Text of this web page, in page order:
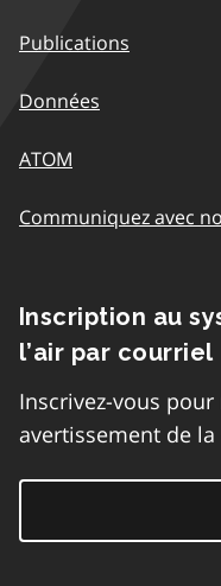
Publications
Données
ATOM
Communiquez avec
Inscription au
l’air par courriel
Inscrivez-vous
avertissement de la